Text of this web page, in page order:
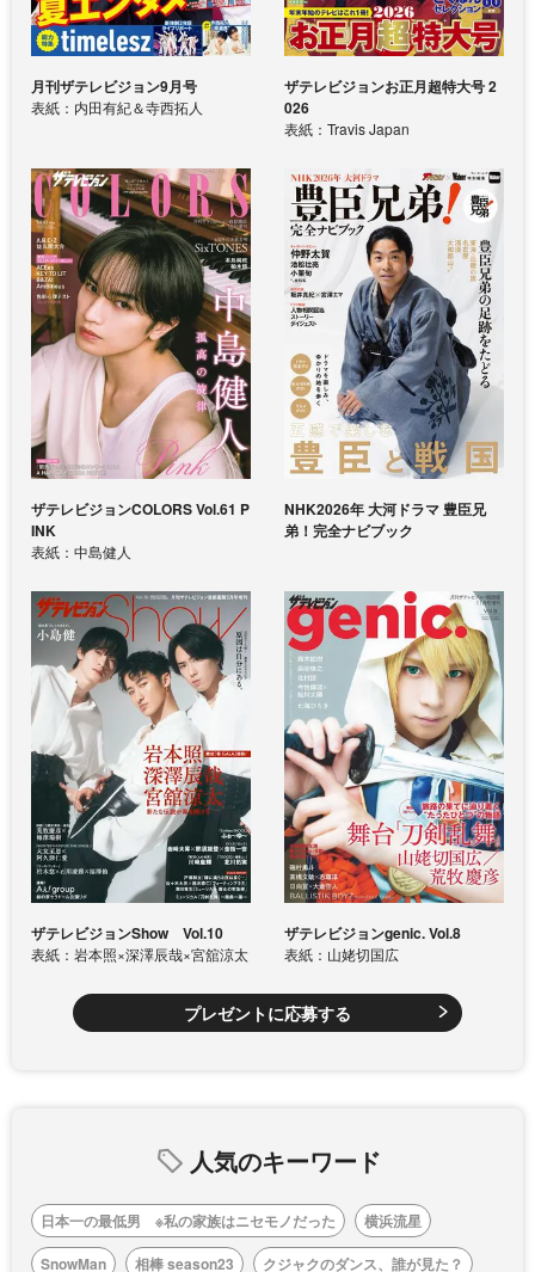
月刊ザテレビジョン9月号
表紙：内田有紀＆寺西拓人
ザテレビジョンお正月超特大号 2
026
表紙：Travis Japan
ザテレビジョンCOLORS Vol.61 P
INK
表紙：中島健人
NHK2026年 大河ドラマ 豊臣兄
弟！完全ナビブック
ザテレビジョンShow Vol.10
表紙：岩本照×深澤辰哉×宮舘涼太
ザテレビジョンgenic. Vol.8
表紙：山姥切国広
プレゼントに応募する
人気のキーワード
日本一の最低男 ※私の家族はニセモノだった
横浜流星
SnowMan
相棒 season23
クジャクのダンス、誰が見た？